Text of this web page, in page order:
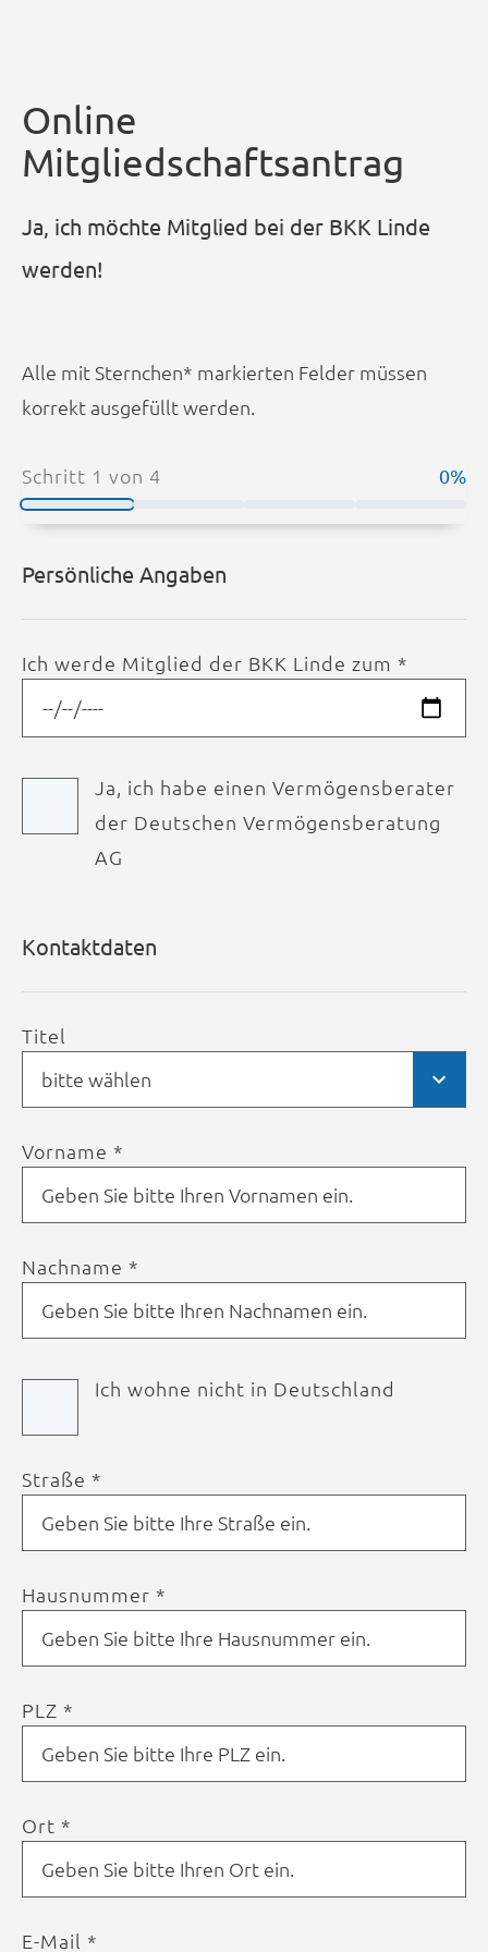
Online
Mitgliedschaftsantrag
Ja, ich möchte Mitglied bei der BKK Linde
werden!
Alle mit Sternchen* markierten Felder müssen
korrekt ausgefüllt werden.
Schritt 1 von 4 0%
Persönliche Angaben
Ich werde Mitglied der BKK Linde zum *
Ja, ich habe einen Vermögensberater
der Deutschen Vermögensberatung
AG
Kontaktdaten
Titel
bitte wählen
Vorname *
Nachname *
Ich wohne nicht in Deutschland
Straße *
Hausnummer *
PLZ *
Ort *
E-Mail *